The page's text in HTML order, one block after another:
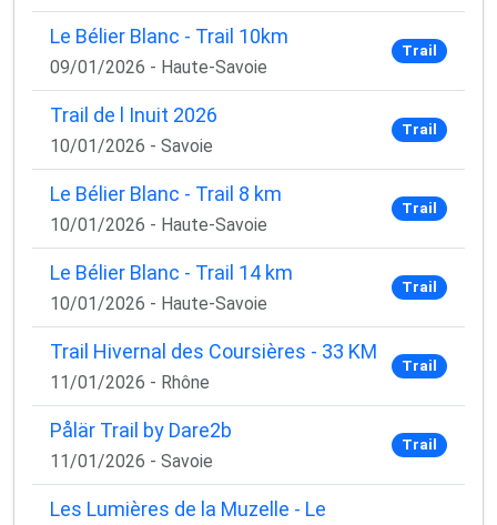
Le Bélier Blanc - Trail 10km
09/01/2026 - Haute-Savoie
Trail
Trail de l Inuit 2026
10/01/2026 - Savoie
Trail
Le Bélier Blanc - Trail 8 km
10/01/2026 - Haute-Savoie
Trail
Le Bélier Blanc - Trail 14 km
10/01/2026 - Haute-Savoie
Trail
Trail Hivernal des Coursières - 33 KM
11/01/2026 - Rhône
Trail
Pålär Trail by Dare2b
11/01/2026 - Savoie
Trail
Les Lumières de la Muzelle - Le